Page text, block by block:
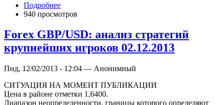
Подробнее
940 просмотров
Forex GBP/USD: анализ стратегий
крупнейших игроков 02.12.2013
Пнд, 12/02/2013 - 12:04 — Анонимный
СИТУАЦИЯ НА МОМЕНТ ПУБЛИКАЦИИ
Цена в районе отметки 1,6400.
Диапазон неопределенности, границы которого определяют